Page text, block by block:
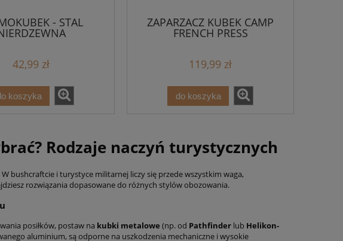
- STAL
42,99 zł
koszyka
ZAPARZACZ KUBEK CAMP
FRENCH PRESS
119,99 zł
do koszyka
Rodzaje naczyń turystycznych
bushcraftcie i turystyce militarnej liczy się przede wszystkim waga,
rozwiązania dopasowane do różnych stylów obozowania.
posiłków, postaw na kubki metalowe (np. od Pathfinder lub Helikon-
aluminium, są odporne na uszkodzenia mechaniczne i wysokie